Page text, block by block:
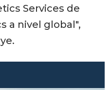
Services de
a nivel global",